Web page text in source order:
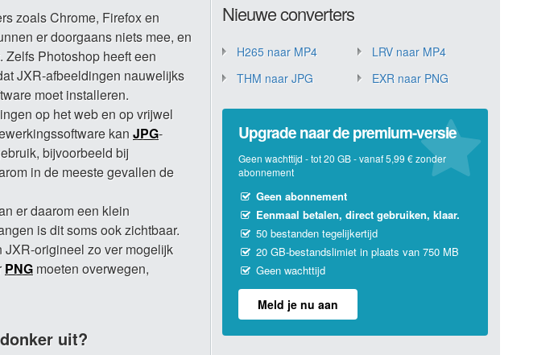
zoals Chrome, Firefox en
er doorgaans niets mee, en
Photoshop heeft een
JXR-afbeeldingen nauwelijks
moet installeren.
op het web en op vrijwel
kan JPG-
bijvoorbeeld bij
in de meeste gevallen de
er daarom een klein
is dit soms ook zichtbaar.
JXR-origineel zo ver mogelijk
PNG moeten overwegen,
uit?
Nieuwe converters
H265 naar MP4
LRV naar MP4
THM naar JPG
EXR naar PNG
Upgrade naar de premium-versie
Geen wachttijd - tot 20 GB - vanaf 5,99 € zonder
abonnement
Geen abonnement
Eenmaal betalen, direct gebruiken, klaar.
50 bestanden tegelijkertijd
20 GB-bestandslimiet in plaats van 750 MB
Geen wachttijd
Meld je nu aan